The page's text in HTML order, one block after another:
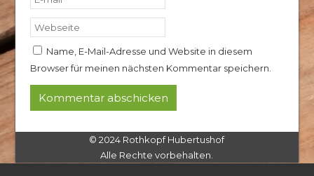
Name, E-Mail-Adresse und Website in diesem
Browser für meinen nächsten Kommentar speichern.
© 2024 Rothkopf Hubertushof
Alle Rechte vorbehalten.